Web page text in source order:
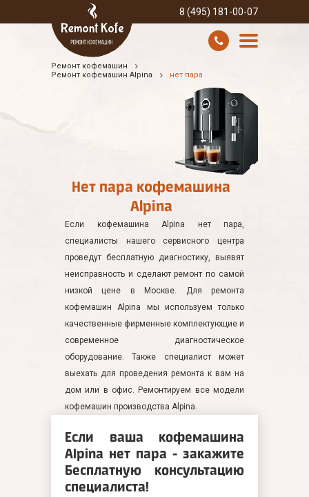
8 (495) 181-00-07
УСЛУГИ И ЦЕНЫ
Ремонт кофемашин
Ремонт кофемашин Alpina
нет пара
Нет пара кофемашина
Alpina
Если кофемашина Alpina нет пара,
специалисты нашего сервисного центра
проведут бесплатную диагностику, выявят
неисправность и сделают ремонт по самой
низкой цене в Москве. Для ремонта
кофемашин Alpina мы используем только
качественные фирменные комплектующие и
современное диагностическое
оборудование. Также специалист может
выехать для проведения ремонта к вам на
дом или в офис. Ремонтируем все модели
кофемашин производства Alpina.
Если ваша кофемашина
Alpina нет пара - закажите
Бесплатную консультацию
специалиста!